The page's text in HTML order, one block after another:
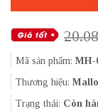
Mã sản phẩm: MH-
Thương hiệu:
Trạng thái: Còn